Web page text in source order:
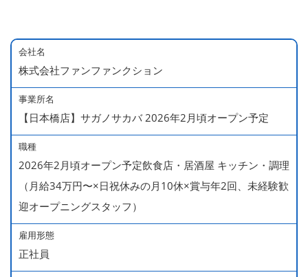
会社名
株式会社ファンファンクション
事業所名
【日本橋店】サガノサカバ 2026年2月頃オープン予定
職種
2026年2月頃オープン予定飲食店・居酒屋 キッチン・調理
（月給34万円〜×日祝休みの月10休×賞与年2回、未経験歓
迎オープニングスタッフ）
雇用形態
正社員